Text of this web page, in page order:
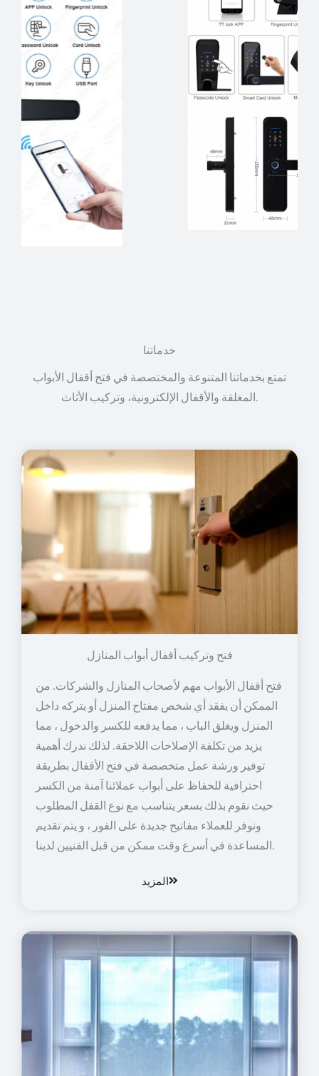
خدماتنا
تمتع بخدماتنا المتنوعة والمختصصة في فتح أقفال الأبواب
فتح وتركيب أقفال أبواب المنازل
فتح أقفال الأبواب مهم لأصحاب المنازل والشركات. من
الممكن أن يفقد أي شخص مفتاح المنزل أو يتركه داخل
المنزل ويغلق الباب ، مما يدفعه للكسر والدخول ، مما
يزيد من تكلفة الإصلاحات اللاحقة. لذلك ندرك أهمية
توفير ورشة عمل متخصصة في فتح الأقفال بطريقة
احترافية للحفاظ على أبواب عملائنا آمنة من الكسر
حيث نقوم بذلك بسعر يتناسب مع نوع القفل المطلوب
ونوفر للعملاء مفاتيح جديدة على الفور ، و يتم تقديم
المساعدة في أسرع وقت ممكن من قبل الفنيين لدينا.
المزيد